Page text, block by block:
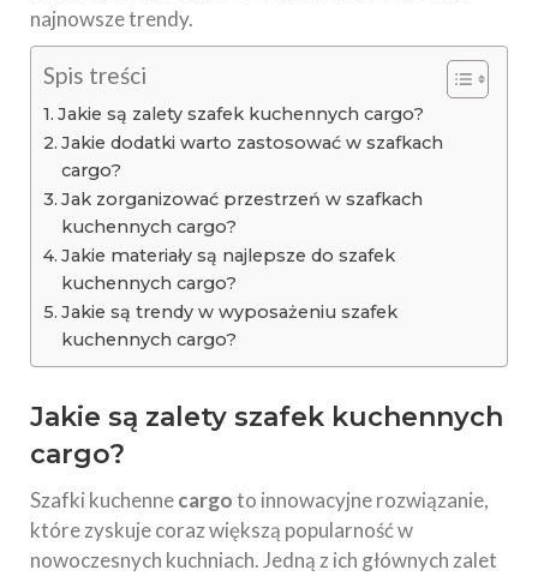
najnowsze trendy.
Spis treści
Jakie są zalety szafek kuchennych cargo?
Jakie dodatki warto zastosować w szafkach
cargo?
Jak zorganizować przestrzeń w szafkach
kuchennych cargo?
Jakie materiały są najlepsze do szafek
kuchennych cargo?
Jakie są trendy w wyposażeniu szafek
kuchennych cargo?
Jakie są zalety szafek kuchennych
cargo?
Szafki kuchennecargoto innowacyjne rozwiązanie,
które zyskuje coraz większą popularność w
nowoczesnych kuchniach. Jedną z ich głównych zalet